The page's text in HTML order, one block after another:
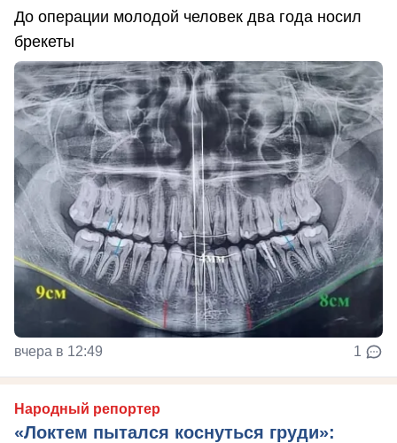
До операции молодой человек два года носил
брекеты
вчера в 12:49 1
Народный репортер
«Локтем пытался коснуться груди»: